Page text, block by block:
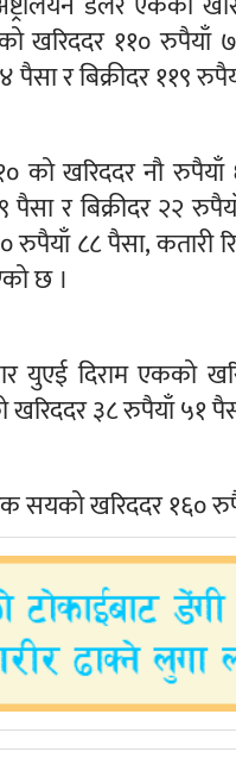
खरिददर ११० रुपैयाँ
पैसा र बिक्रीदर ११९
को खरिददर नौ
र बिक्रीदर २२
रुपैयाँ ८८ पैसा,
छ ।
युएई दिराम एकको
३८ रुपैयाँ ५१
सयको खरिददर १६०